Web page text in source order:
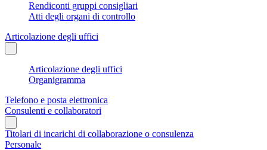
Rendiconti gruppi consigliari
Atti degli organi di controllo
Articolazione degli uffici
Articolazione degli uffici
Organigramma
Telefono e posta elettronica
Consulenti e collaboratori
Titolari di incarichi di collaborazione o consulenza
Personale